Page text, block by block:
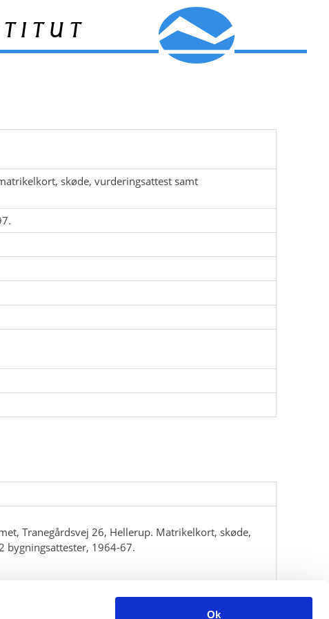
Ok
skøde, vurderingsattest samt
Tranegårdsvej 26, Hellerup. Matrikelkort, skøde,
bygningsattester, 1964-67.